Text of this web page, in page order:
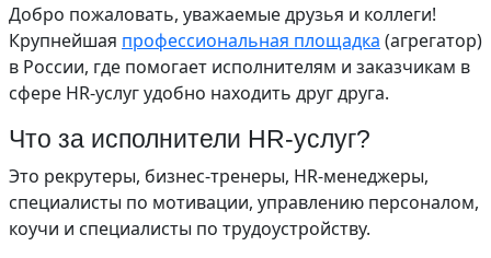
Добро пожаловать, уважаемые друзья и коллеги!
Крупнейшая профессиональная площадка (агрегатор)
в России, где помогает исполнителям и заказчикам в
сфере HR-услуг удобно находить друг друга.
Что за исполнители HR-услуг?
Это рекрутеры, бизнес-тренеры, HR-менеджеры,
специалисты по мотивации, управлению персоналом,
коучи и специалисты по трудоустройству.